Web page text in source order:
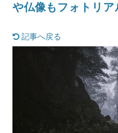
や仏像もフォトリ
記事へ戻る